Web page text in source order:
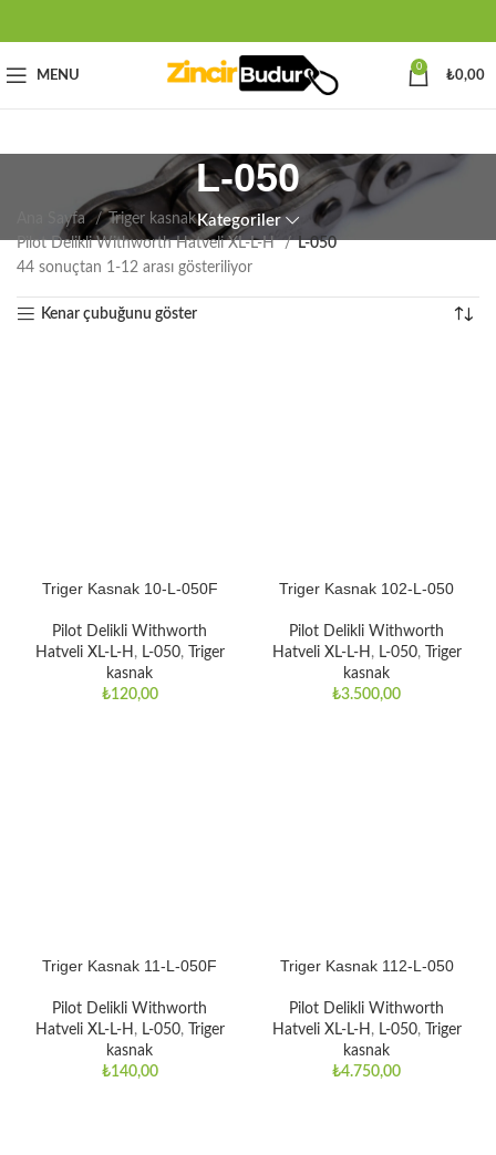
MENU
0
₺0,00
L-050
Kategoriler
Ana Sayfa
Triger kasnak
Pilot Delikli Withworth Hatveli XL-L-H
L-050
44 sonuçtan 1-12 arası gösteriliyor
Kenar çubuğunu göster
Triger Kasnak 10-L-050F
Pilot Delikli Withworth
Hatveli XL-L-H , L-050,
Triger
kasnak
₺120,00
Triger Kasnak 102-L-050
Pilot Delikli Withworth
Hatveli XL-L-H , L-050,
Triger
kasnak
₺3.500,00
Triger Kasnak 11-L-050F
Pilot Delikli Withworth
Hatveli XL-L-H , L-050,
Triger
kasnak
₺140,00
Triger Kasnak 112-L-050
Pilot Delikli Withworth
Hatveli XL-L-H , L-050,
Triger
kasnak
₺4.750,00